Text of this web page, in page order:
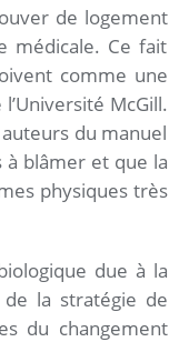
de logement
médicale. Ce fait
comme une
McGill.
du manuel
à blâmer et que la
physiques très
due à la
de la stratégie de
du changement